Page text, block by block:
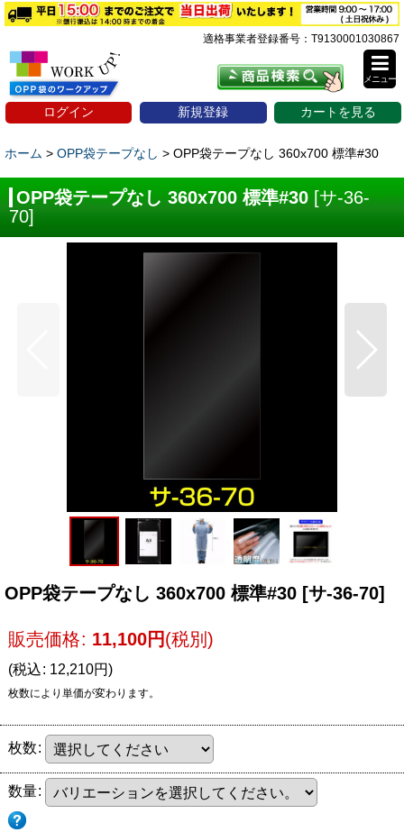
適格事業者登録番号：T9130001030867
ログイン 新規登録 カートを見る
メニュー
ホーム > OPP袋テープなし > OPP袋テープなし 360x700 標準#30
OPP袋テープなし 360x700 標準#30 [サ-36-
70]
OPP袋テープなし 360x700 標準#30 [サ-36-70]
販売価格: 11,100円(税別)
(税込: 12,210円)
枚数により単価が変わります。
枚数:
数量: